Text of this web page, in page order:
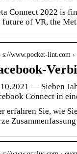
Connect 2022 is
future of VR, the
s://www.pocket-lint.com
— Sieben
Connect in
erfahren Sie, wie